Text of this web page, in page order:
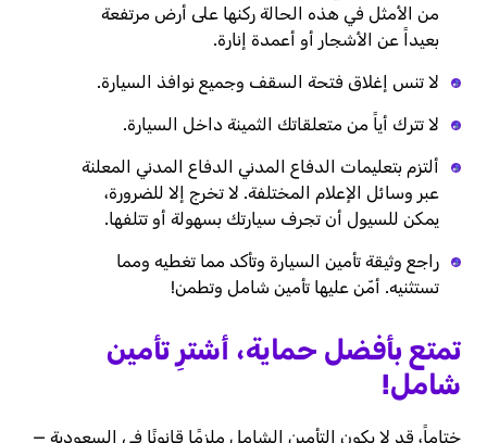
من الأمثل في هذه الحالة ركنها على أرض مرتفعة
بعيداً عن الأشجار أو أعمدة إنارة.
لا تنس إغلاق فتحة السقف وجميع نوافذ السيارة.
لا تترك أياً من متعلقاتك الثمينة داخل السيارة.
ألتزم بتعليمات الدفاع المدني الدفاع المدني المعلنة
عبر وسائل الإعلام المختلفة. لا تخرج إلا للضرورة،
يمكن للسيول أن تجرف سيارتك بسهولة أو تتلفها.
راجع وثيقة تأمين السيارة وتأكد مما تغطيه ومما
تستثنيه. أمّن عليها تأمين شامل وتطمن!
تمتع بأفضل حماية، أشترِ تأمين
شامل!
ختاماً، قد لا يكون التأمين الشامل ملزمًا قانونًا في السعودية —